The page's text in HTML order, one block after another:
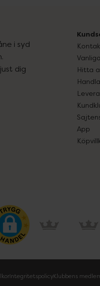
i syd
dig
Hitta
App
IntegritetspolicyKlubbens